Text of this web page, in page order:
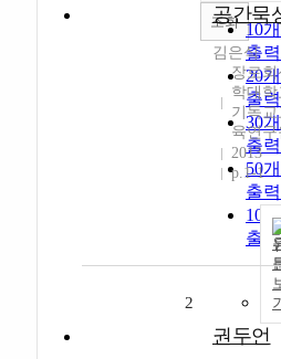
10
출력
20
출력
30
출력
50
출력
100
출력
조회
공간묵
김은식
장로회
학대학
기독교
육연구
2013
p.1-1
2
권두언